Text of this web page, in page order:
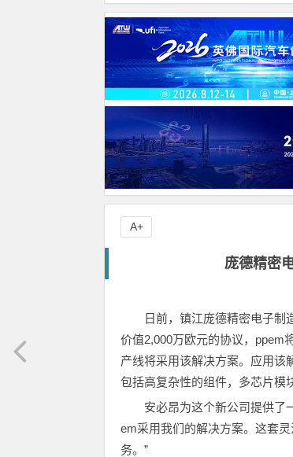
庞德精密
日前，镇江庞德精密电子制
价值2,000万欧元的协议，ppem
产线将采用该解决方案。应用
包括高复杂性的组件，多芯片模
安必昂为这个新公司提供了
em采用我们的解决方案。这套
务。”
A+